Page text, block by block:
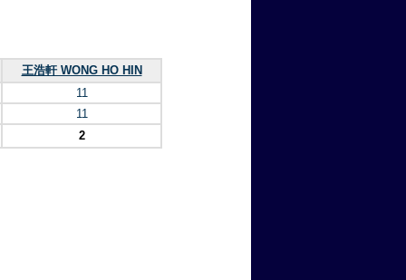
王浩軒 WONG HO HIN
11
11
2